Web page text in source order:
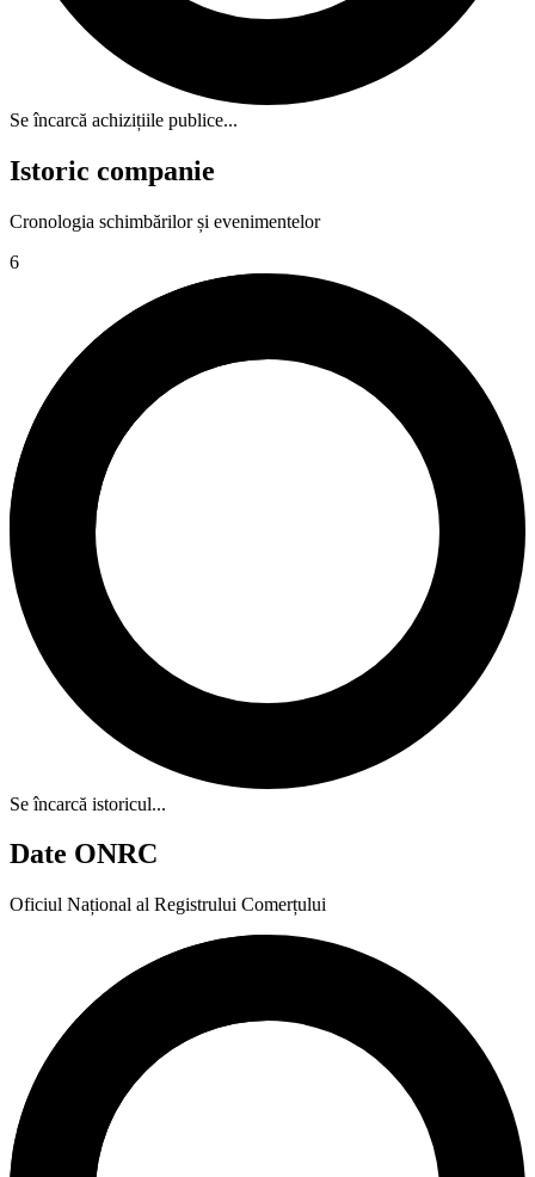
Se încarcă achizițiile publice...
Istoric companie
Cronologia schimbărilor și evenimentelor
6
Se încarcă istoricul...
Date ONRC
Oficiul Național al Registrului Comerțului